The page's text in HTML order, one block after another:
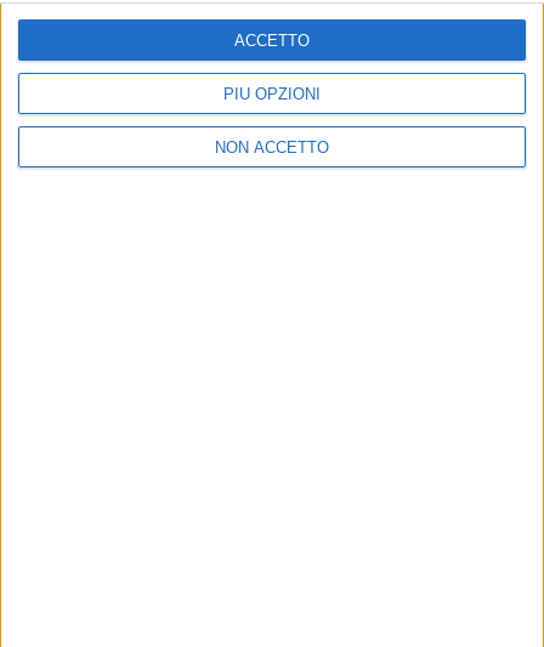
PIÙ OPZIONI
NON ACCETTO
ACCETTO
Dichiaro di aver letto e compreso l'informativa sulla privacy e
di dare il mio consenso alla ricezione di promozioni commerciali
Vedi POLITICA SULLA PRIVACY.